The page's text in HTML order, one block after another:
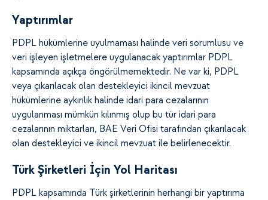
Yaptırımlar
PDPL hükümlerine uyulmaması halinde veri sorumlusu ve
veri işleyen işletmelere uygulanacak yaptırımlar PDPL
kapsamında açıkça öngörülmemektedir. Ne var ki, PDPL
veya çıkarılacak olan destekleyici ikincil mevzuat
hükümlerine aykırılık halinde idari para cezalarının
uygulanması mümkün kılınmış olup bu tür idari para
cezalarının miktarları, BAE Veri Ofisi tarafından çıkarılacak
olan destekleyici ve ikincil mevzuat ile belirlenecektir.
Türk Şirketleri İçin Yol Haritası
PDPL kapsamında Türk şirketlerinin herhangi bir yaptırıma